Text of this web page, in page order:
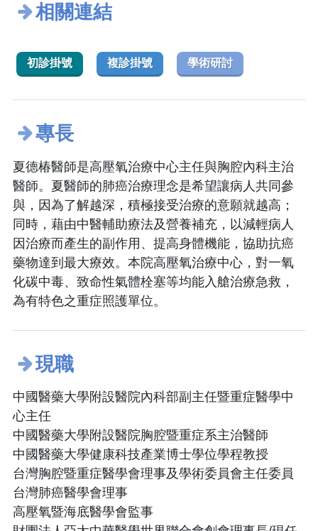
相關連結
初診掛號 複診掛號 學術研討
專長
夏德椿醫師是高壓氧治療中心主任與胸腔內科主治
醫師。夏醫師的肺癌治療理念是希望讓病人共同參
與，因為了解越深，積極接受治療的意願就越高；
同時，藉由中醫輔助療法及營養補充，以減輕病人
因治療而產生的副作用、提高身體機能，協助抗癌
藥物達到最大療效。本院高壓氧治療中心，對一氧
化碳中毒、致命性氣體栓塞等均能入艙治療急救，
為有特色之重症照護單位。
現職
中國醫藥大學附設醫院內科部副主任暨重症醫學中
心主任
中國醫藥大學附設醫院胸腔暨重症系主治醫師
中國醫藥大學健康科技產業博士學位學程教授
台灣胸腔暨重症醫學會理事及學術委員會主任委員
台灣肺癌醫學會理事
高壓氧暨海底醫學會監事